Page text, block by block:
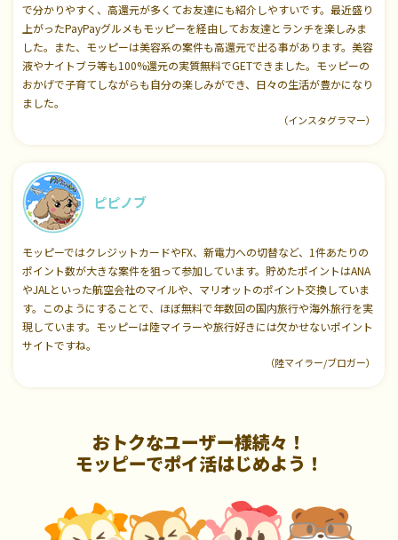
で分かりやすく、高還元が多くてお友達にも紹介しやすいです。最近盛り
上がったPayPayグルメもモッピーを経由してお友達とランチを楽しみま
した。また、モッピーは美容系の案件も高還元で出る事があります。美容
液やナイトブラ等も100%還元の実質無料でGETできました。モッピーの
おかげで子育てしながらも自分の楽しみができ、日々の生活が豊かになり
ました。
（インスタグラマー）
ピピノブ
モッピーではクレジットカードやFX、新電力への切替など、1件あたりの
ポイント数が大きな案件を狙って参加しています。貯めたポイントはANA
やJALといった航空会社のマイルや、マリオットのポイント交換していま
す。このようにすることで、ほぼ無料で年数回の国内旅行や海外旅行を実
現しています。モッピーは陸マイラーや旅行好きには欠かせないポイント
サイトですね。
（陸マイラー/ブロガー）
おトクなユーザー様続々！
モッピーでポイ活はじめよう！